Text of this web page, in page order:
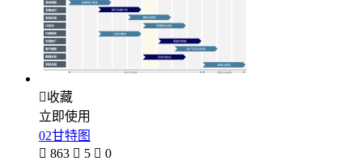
收藏
立即使用
02甘特图
 863  5  0